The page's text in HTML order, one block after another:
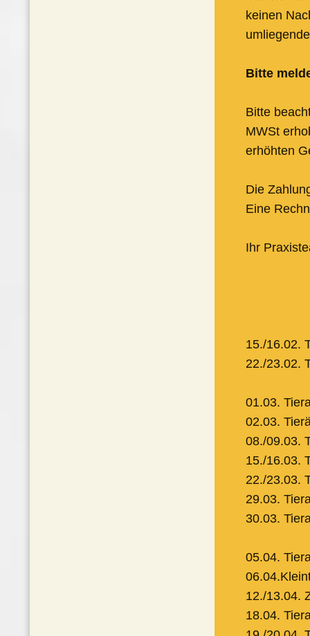
keinen
Bitte
Bitte
MWSt
erhöhten
Die
Eine
Ihr
15./16.02.
22./23.02.
01.03.
02.03.
08./09.03.
15./16.03.
22./23.03.
29.03.
30.03.
05.04.
12./13.04.
18.04.